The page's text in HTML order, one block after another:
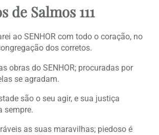
de Salmos 111
ao SENHOR com todo o coração, no
dos corretos.
obras do SENHOR; procuradas por
se agradam.
são o seu agir, e sua justiça
sempre.
as suas maravilhas; piedoso é